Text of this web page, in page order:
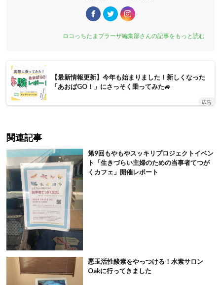
ロコっちたまプラーザ編集部さんの記事をもっと読む
【最新情報更新】今年も始まりました！新しくなった
「あおばGO！」にさっそく乗ってみた🚙
広告
関連記事
第9回もやもやスッキリプロジェクトイベン
ト「生きづらい主婦のための当事者てつが
くカフェ」開催レポート
悪玉活性酸素をやっつける！水素サロン
Oakに行ってきました